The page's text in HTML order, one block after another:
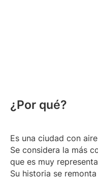
¿Por qué?
Es una ciudad con
Se considera la más
que es muy
Su historia se